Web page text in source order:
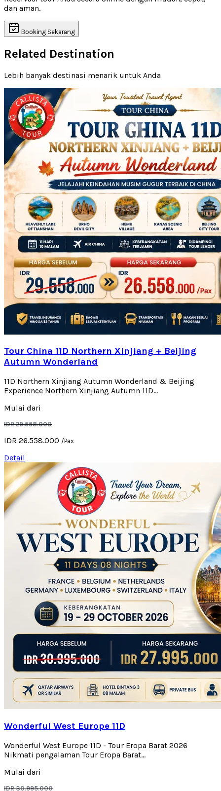
dan aman.
Booking Sekarang
Related Destination
Lebih banyak destinasi menarik untuk Anda
Tour China 11D Northern Xinjiang + Beijing
Autumn Wonderland
11D Northern Xinjiang Autumn Wonderland & Beijing
Experience Northern Xinjiang Autumn 11D...
Mulai dari
IDR 29.558.000
IDR 26.558.000 /Pax
Detail
Wonderful West Europe 11D
Wonderful West Europe 11D - Tour Eropa Barat 2026
Nikmati pengalaman Tour Eropa Barat...
Mulai dari
IDR 30.995.000